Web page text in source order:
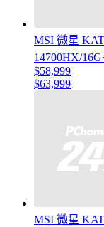
MSI 微星
14700HX/
$58,999
$63,999
MSI 微星